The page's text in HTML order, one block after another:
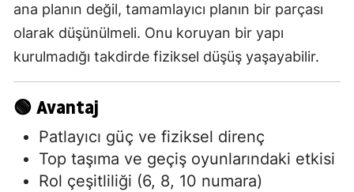
ana planın değil, tamamlayıcı planın bir parçası
olarak düşünülmeli. Onu koruyan bir yapı
kurulmadığı takdirde fiziksel düşüş yaşayabilir.
🟢 Avantaj
Patlayıcı güç ve fiziksel direnç
Top taşıma ve geçiş oyunlarındaki etkisi
Rol çeşitliliği (6, 8, 10 numara)